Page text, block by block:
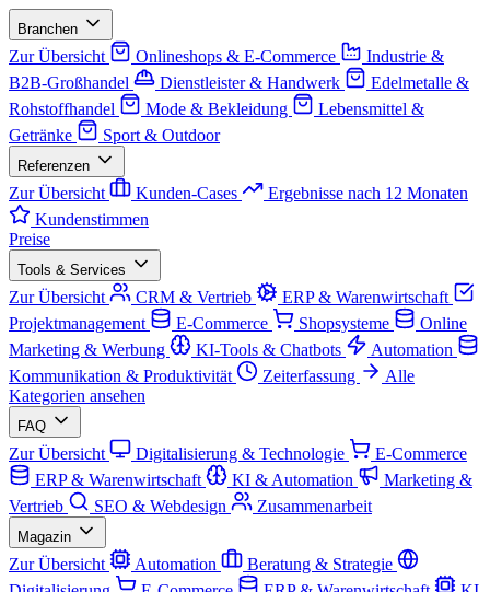
Branchen
Zur Übersicht Onlineshops & E-Commerce
Industrie &
B2B-Großhandel
Dienstleister & Handwerk
Edelmetalle &
Rohstoffhandel
Mode & Bekleidung
Lebensmittel &
Getränke
Sport & Outdoor
Referenzen
Zur Übersicht Kunden-Cases
Ergebnisse nach 12 Monaten
Kundenstimmen
Preise
Tools & Services
Zur Übersicht CRM & Vertrieb
ERP & Warenwirtschaft
Projektmanagement
E-Commerce Shopsysteme
Online
Marketing & Werbung
KI-Tools & Chatbots
Automation
Kommunikation & Produktivität
Zeiterfassung
Alle
Kategorien ansehen
FAQ
Zur Übersicht Digitalisierung & Technologie
E-Commerce
ERP & Warenwirtschaft
KI & Automation
Marketing &
Vertrieb
SEO & Webdesign Zusammenarbeit
Magazin
Zur Übersicht Automation
Beratung & Strategie